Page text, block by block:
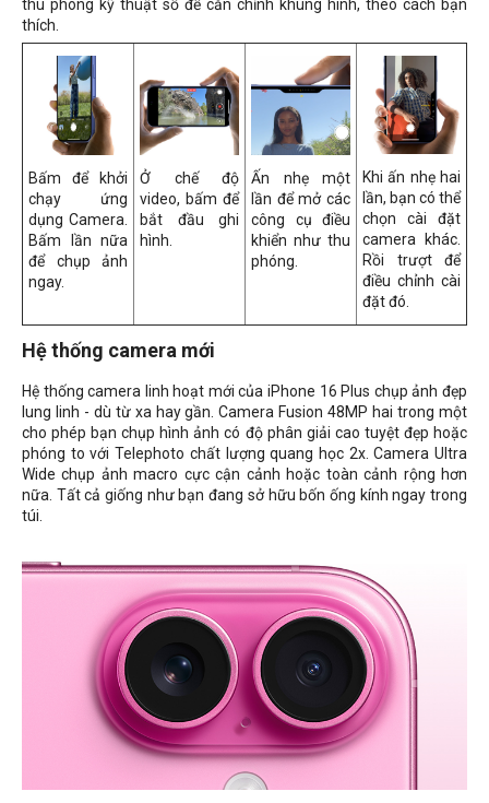
thu phóng kỹ thuật số để căn chỉnh khung hình, theo cách bạn
thích.
Bấm để khởi
chạy ứng
dụng Camera.
Bấm lần nữa
để chụp ảnh
ngay.
Ở chế độ
video, bấm để
bắt đầu ghi
hình.
Ấn nhẹ một
lần để mở các
công cụ điều
khiển như thu
phóng.
Khi ấn nhẹ hai
lần, bạn có thể
chọn cài đặt
camera khác.
Rồi trượt để
điều chỉnh cài
đặt đó.
Hệ thống camera mới
Hệ thống camera linh hoạt mới của iPhone 16 Plus chụp ảnh đẹp
lung linh - dù từ xa hay gần. Camera Fusion 48MP hai trong một
cho phép bạn chụp hình ảnh có độ phân giải cao tuyệt đẹp hoặc
phóng to với Telephoto chất lượng quang học 2x. Camera Ultra
Wide chụp ảnh macro cực cận cảnh hoặc toàn cảnh rộng hơn
nữa. Tất cả giống như bạn đang sở hữu bốn ống kính ngay trong
túi.